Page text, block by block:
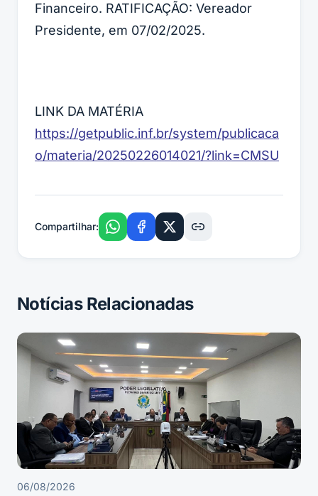
Financeiro. RATIFICAÇÃO: Vereador
Presidente, em 07/02/2025.
LINK DA MATÉRIA
https://getpublic.inf.br/system/publicaca
o/materia/20250226014021/?link=CMSU
Compartilhar:
Notícias Relacionadas
06/08/2026